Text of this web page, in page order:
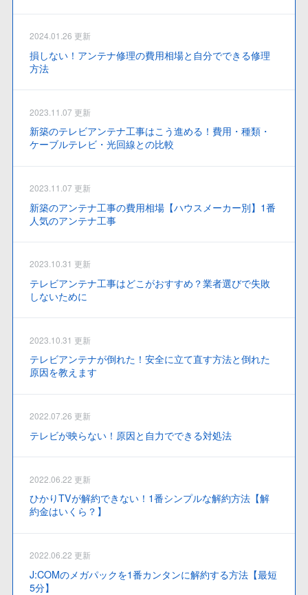
2024.01.26 更新
損しない！アンテナ修理の費用相場と自分でできる修理
方法
2023.11.07 更新
新築のテレビアンテナ工事はこう進める！費用・種類・
ケーブルテレビ・光回線との比較
2023.11.07 更新
新築のアンテナ工事の費用相場【ハウスメーカー別】1番
人気のアンテナ工事
2023.10.31 更新
テレビアンテナ工事はどこがおすすめ？業者選びで失敗
しないために
2023.10.31 更新
テレビアンテナが倒れた！安全に立て直す方法と倒れた
原因を教えます
2022.07.26 更新
テレビが映らない！原因と自力でできる対処法
2022.06.22 更新
ひかりTVが解約できない！1番シンプルな解約方法【解
約金はいくら？】
2022.06.22 更新
J:COMのメガパックを1番カンタンに解約する方法【最短
5分】